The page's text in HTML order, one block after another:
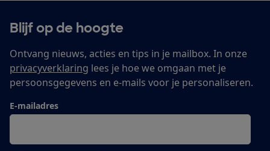
Blijf op de hoogte
Ontvang nieuws, acties en tips in je mailbox. In onze
privacyverklaring lees je hoe we omgaan met je
persoonsgegevens en e-mails voor je personaliseren.
E-mailadres